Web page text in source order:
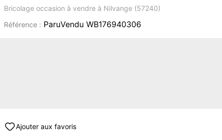
Bricolage occasion à vendre à Nilvange (57240)
Référence : ParuVendu WB176940306
Ajouter aux favoris